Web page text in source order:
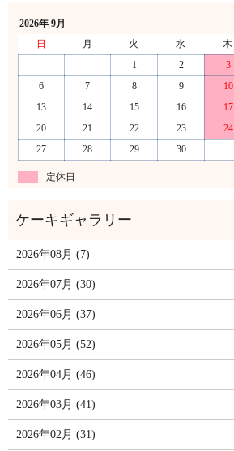
2026年 9月
日
月 火 水 木
1
2 3
6
7 8 9 10
13
14 15 16 17
20
21 22 23 24
27
28 29 30
定休日
2026年08月 (7)
2026年07月 (30)
2026年06月 (37)
2026年05月 (52)
2026年04月 (46)
2026年03月 (41)
2026年02月 (31)